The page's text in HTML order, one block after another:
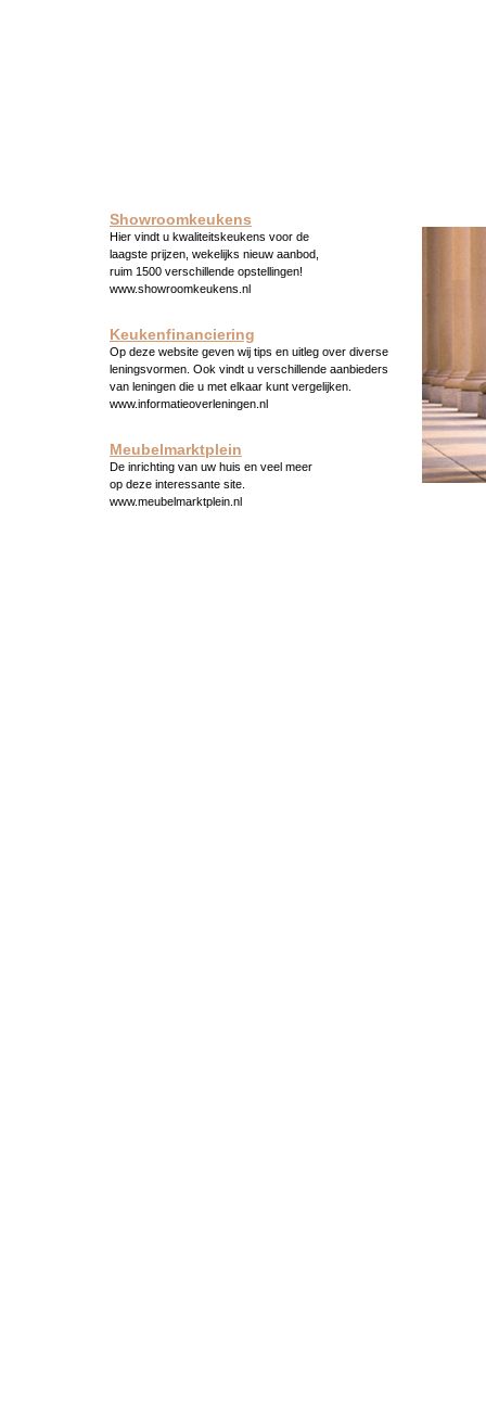
Showroomkeukens
Hier vindt u kwaliteitskeukens voor de
laagste prijzen, wekelijks nieuw aanbod,
ruim 1500 verschillende opstellingen!
www.showroomkeukens.nl
Keukenfinanciering
Op deze website geven wij tips en uitleg over diverse
leningsvormen. Ook vindt u verschillende aanbieders
van leningen die u met elkaar kunt vergelijken.
www.informatieoverleningen.nl
Meubelmarktplein
De inrichting van uw huis en veel meer
op deze interessante site.
www.meubelmarktplein.nl